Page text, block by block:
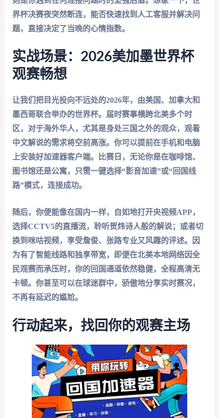
界杯决赛夜突然断连，能否快速找到人工客服并解决问
题，直接决定了当晚的心情指数。
实战场景：2026美加墨世界杯
观赛畅想
让我们把目光投向不远处的2026年，由美国、加拿大和
墨西哥联合举办的世界杯。届时赛事横跨北美多个时
区，对于海外华人，尤其是身处三国之外的观众，观看
中文解说的需求将空前高涨。你可以提前在手机和电脑
上安装好加速器客户端。比赛日，无论你是在咖啡馆、
图书馆还是公寓，只需一键选择“影音加速”或“回国线
路”模式，连接成功。
随后，你便能像在国内一样，自如地打开央视频APP，
选择CCTV5的直播流，聆听贺炜诗人般的解说；或者切
换到咪咕视频，享受詹俊、张路专业又风趣的评述。因
为有了智能线路和独享带宽，即便在北美本地网络因全
民观赛而承压时，你的回国通道依然稳健，全程高清无
卡顿。你甚至可以在球迷群中，骄傲地分享实时赛况，
不再有延迟的尴尬。
行动起来，找回你的观赛主场